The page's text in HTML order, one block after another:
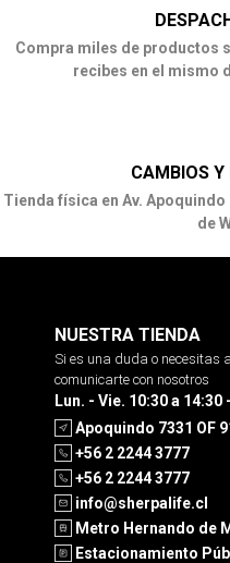
Compra miles de productos
recibes en el mismo
CAMBIOS Y
Tienda física en Av.
de
NUESTRA TIENDA
Si es una duda o necesitas
comunicarte con nosotros
Lun. - Vie. 10:30 a 14:30
Apoquindo 7331 OF
+56 2 2244 3777
+56 2 2244 3777
info@sherpalife.cl
Metro Hernando de
Estacionamiento